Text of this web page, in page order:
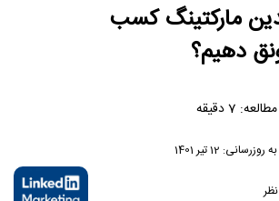
مارکتینگ کسب
دهیم؟
7دقیقه
12 تیر 1401